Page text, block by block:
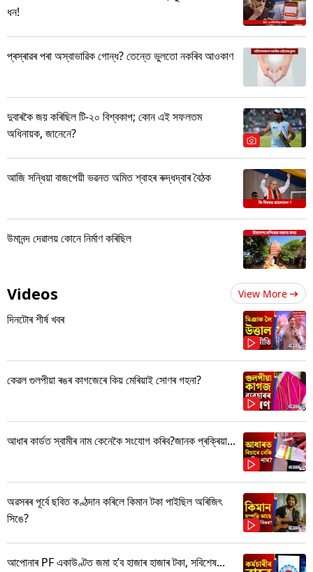
ধন!
প্ৰস্ৰাৱৰ পৰা অস্বাভাৱিক গোন্ধ? তেন্তে ভুলতো নকৰিব আওকাণ
দুবাৰকৈ জয় কৰিছিল টি-২০ বিশ্বকাপ; কোন এই সফলতম
অধিনায়ক, জানেনে?
আজি সন্ধিয়া বাজপেয়ী ভৱনত অমিত শ্বাহৰ ৰুদ্ধদ্বাৰ বৈঠক
উমানন্দ দেৱালয় কোনে নিৰ্মাণ কৰিছিল
Videos View More
দিনটোৰ শীৰ্ষ খবৰ
কেৱল গুলপীয়া ৰঙৰ কাগজেৰে কিয় মেৰিয়াই সোণৰ গহনা?
আধাৰ কাৰ্ডত স্বামীৰ নাম কেনেকৈ সংযোগ কৰিব?জানক প্ৰক্ৰিয়া...
অৱসৰৰ পূৰ্বে ছবিত কণ্ঠদান কৰিলে কিমান টকা পাইছিল অৰিজিৎ
সিঙে?
আপোনাৰ PF একাউণ্টত জমা হ’ব হাজাৰ হাজাৰ টকা, সবিশেষ...